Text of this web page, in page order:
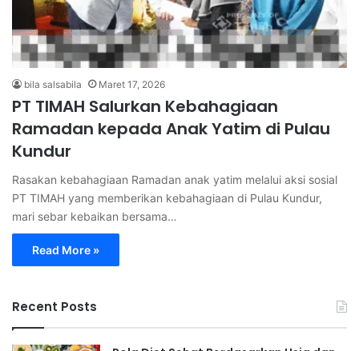
bila salsabila Maret 17, 2026
PT TIMAH Salurkan Kebahagiaan
Ramadan kepada Anak Yatim di Pulau
Kundur
Rasakan kebahagiaan Ramadan anak yatim melalui aksi sosial
PT TIMAH yang memberikan kebahagiaan di Pulau Kundur,
mari sebar kebaikan bersama…
Read More »
Recent Posts